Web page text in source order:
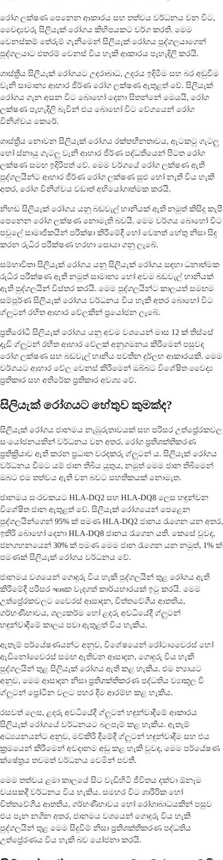
රෝග ලක්ෂණ පෙනෙන ආකාරය සහ තත්වය වර්ධනය වන විට,
වෛද්‍යවරු සිලියැක් රෝගය කිහිපයකට වර්ග කරති. මෙම
වෙනස්කම් තේරුම් ගැනීමෙන් සිලියැක් රෝගය පුද්ගලයාගෙන්
පුද්ගලයාට එතරම් වෙනස් විය හැකි ආකාරය පැහැදිලි කරයි.
ශාස්ත්‍රීය සිලියැක් රෝගයට උදරාබාධ, උදරය ඉදිමීම සහ බර අඩුවීම
වැනි සාමාන්‍ය ආහාර ජීර්ණ රෝග ලක්ෂණ ඇතුළත් වේ. සිලියැක්
රෝගය ගැන අසන විට බොහෝ දෙනා සිතන්නේ මෙයයි, රෝග
ලක්ෂණ පැහැදිලි බැවින් එය බොහෝ විට වේගයෙන් රෝග
විනිශ්චය කෙරේ.
ශාස්ත්‍රීය නොවන සිලියැක් රෝගය රක්තහීනතාවය, ඇටකටු ගැටලු
හෝ ස්නායු ගැටලු වැනි ආහාර ජීර්ණ පද්ධතියෙන් පිටත රෝග
ලක්ෂණ සමඟ ඉදිරිපත් වේ. මෙම වර්ගයේ රෝග ලක්ෂණ ඇති
පුද්ගලයින්ට ආහාර ජීර්ණ රෝග ලක්ෂණ සුළු හෝ නැති විය හැකි
අතර, රෝග විනිශ්චය වඩාත් අභියෝගාත්මක කරයි.
නිහඬ සිලියැක් රෝගය යනු බඩවැල් හානියක් ඇති නමුත් කිසිදු කැපී
පෙනෙන රෝග ලක්ෂණ නොමැති බවයි. මෙම වර්ගය බොහෝ විට
පවුලේ සාමාජිකයින් පරීක්ෂා කිරීමේදී හෝ වෙනත් හේතු නිසා සිදු
කරන රුධිර පරීක්ෂණ හරහා සොයා ගනු ලැබේ.
සම්භාවිතා සිලියැක් රෝගය යනු සිලියැක් රෝගය සඳහා ධනාත්මක
රුධිර පරීක්ෂණ ඇති නමුත් සාමාන්‍ය හෝ අවම බඩවැල් හානියක්
ඇති පුද්ගලයින් විස්තර කරයි. මෙම පුද්ගලයින්ට කාලයත් සමඟම
සම්පූර්ණ සිලියැක් රෝගය වර්ධනය විය හැකි අතර බොහෝ විට
ග්ලූටන් රහිත ආහාර වේලකින් ප්‍රයෝජන ලැබේ.
ප්‍රතිරෝධී සිලියැක් රෝගය යනු අවම වශයෙන් මාස 12 ක් තිස්සේ
දැඩි ග්ලූටන් රහිත ආහාර වේලක් අනුගමනය කිරීමෙන් පසුවද
රෝග ලක්ෂණ සහ බඩවැල් හානිය පවතින දුර්ලභ ආකාරයකි. මෙම
වර්ගයට ආහාර වේල වෙනස් කිරීමෙන් ඔබ්බට විශේෂිත වෛද්‍ය
ප්‍රතිකාර සහ අතිරේක ප්‍රතිකාර අවශ්‍ය වේ.
සිලියැක් රෝගයට හේතුව කුමක්ද?
සිලියැක් රෝගය ජානමය නැඹුරුතාවයක් සහ පරිසර උත්ප්‍රේරකවල
සංයෝජනයකින් වර්ධනය වන අතර, රෝග ප්‍රතිශක්තිකරණ
ප්‍රතික්‍රියාව ඇති කරන ප්‍රධාන වරදකරු ග්ලුටන් ය. සිලියැක් රෝගය
වර්ධනය වීමට යම් ජාන තිබිය යුතුය, නමුත් මෙම ජාන තිබීමෙන්
ඔබට එම තත්වය ඇති වන බවට සහතිකයක් නොමැත.
ජානමය සංරචකයට HLA-DQ2 සහ HLA-DQ8 ලෙස හඳුන්වන
විශේෂිත ජාන ඇතුළත් වේ. සිලියැක් රෝගයෙන් පෙළෙන
පුද්ගලයින්ගෙන් 95% ක් පමණ HLA-DQ2 ජානය රැගෙන යන අතර,
ඉතිරි බොහෝ දෙනා HLA-DQ8 ජානය රැගෙන යති. කෙසේ වුවද,
ජනගහනයෙන් 30% ක් පමණ මෙම ජාන රැගෙන යන නමුත්, 1% ක්
පමණක් සිලියැක් රෝගය වර්ධනය වේ.
ජානමය වශයෙන් ගොදුරු විය හැකි පුද්ගලයින් තුළ රෝගය ඇති
කිරීමේදී පරිසර ഘടක වැදගත් කාර්යභාරයක් ඉටු කරයි. මෙම
උත්ප්‍රේරකවලට වෛරස් ආසාදන, චිත්තවේගීය ආතතිය,
ගර්භණීභාවය, ශල්‍යකර්ම හෝ ළදරු අවධියේදී ග්ලුටන්
හඳුන්වාදීමේ කාලය පවා ඇතුළත් විය හැකිය.
ඇතැම් පර්යේෂණයන්ට අනුව, විශේෂයෙන් රෝටාවෛරස් හෝ
ඇඩිනෝවෛරස් සමඟ ඇතිවන ආසාදන, ගොදුරු විය හැකි
පුද්ගලයින් තුළ සිලියැක් රෝගය ඇති කළ හැකිය. එම න්‍යායට
අනුව, මෙම ආසාදන නිසා ප්‍රතිශක්තිකරණ පද්ධතිය ව්‍යාකූල වී
ග්ලුටන් ප්‍රෝටීන වලට පහර දීම ආරම්භ කළ හැකිය.
රසවත් ලෙස, ළදරු අවධියේදී ග්ලුටන් හඳුන්වාදීමේ ආකාරය
සිලියැක් රෝගයේ වර්ධනයට බලපෑම් කළ හැකිය. ඇතැම්
අධ්‍යයනයන්ට අනුව, මව්කිරි දීමේදී ග්ලුටන් හඳුන්වාදීම සහ එය
ක්‍රමයෙන් කිරීමෙන් අවදානම අඩු කළ හැකි වුවද, මෙම පර්යේෂණ
ක්ෂේත්‍රය තවමත් වර්ධනය වෙමින් පවතී.
මෙම තත්වය ළමා කාලයේ සිට වැඩිහිටි ජීවිතය දක්වා ඕනෑම
වයසකදී වර්ධනය විය හැකිය. සමහර විට ශාරීරික හෝ
චිත්තවේගීය ආතතිය, ගර්භණීභාවය හෝ රෝගාබාධයකින් පසුව
එය පැන නගින අතර, ජානමය වශයෙන් ගොදුරු විය හැකි
පුද්ගලයින් තුළ මෙම සිදුවීම් නිසා ප්‍රතිශක්තිකරණ පද්ධතිය
උත්ප්‍රේරණය විය හැකි බව යෝජනා කරයි.